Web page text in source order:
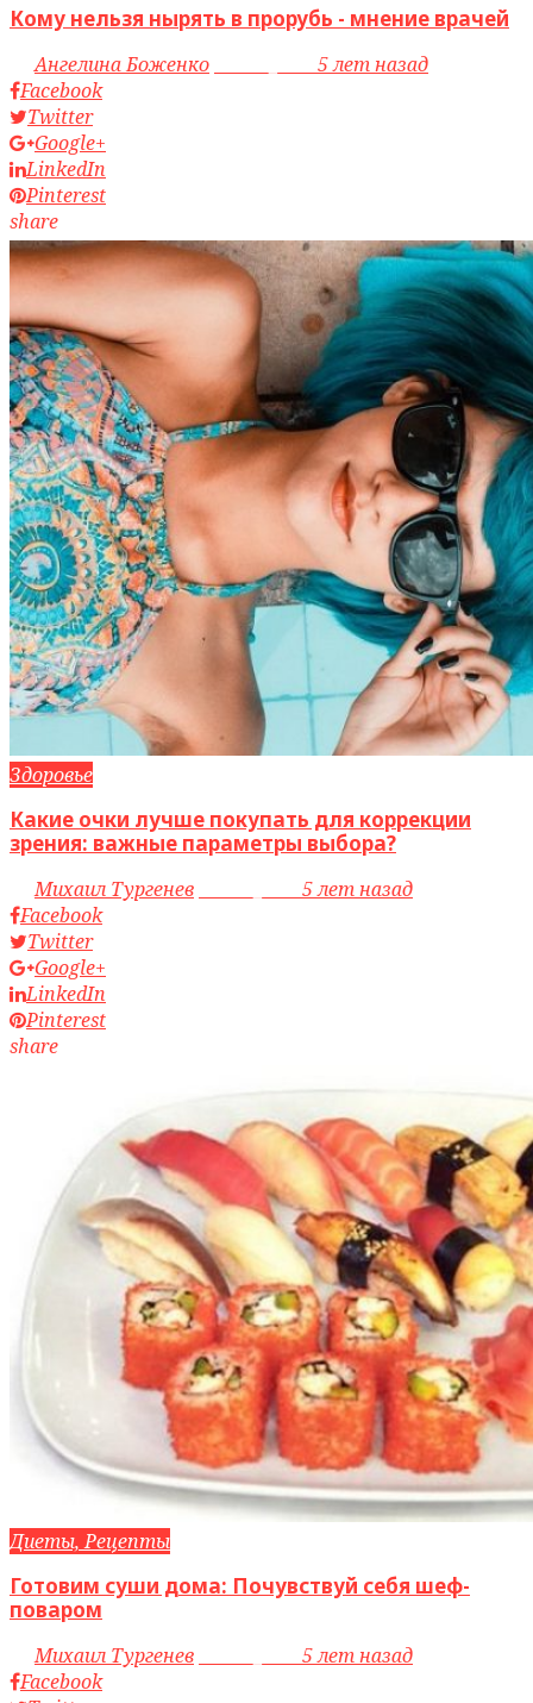
Кому нельзя нырять в прорубь - мнение врачей
byАнгелина Боженко
5 лет назад
Facebook
Twitter
Google+
LinkedIn
Pinterest
share
Здоровье
Какие очки лучше покупать для коррекции
зрения: важные параметры выбора?
byМихаил Тургенев
5 лет назад
Facebook
Twitter
Google+
LinkedIn
Pinterest
share
Диеты, Рецепты
Готовим суши дома: Почувствуй себя шеф-
поваром
byМихаил Тургенев
5 лет назад
Facebook